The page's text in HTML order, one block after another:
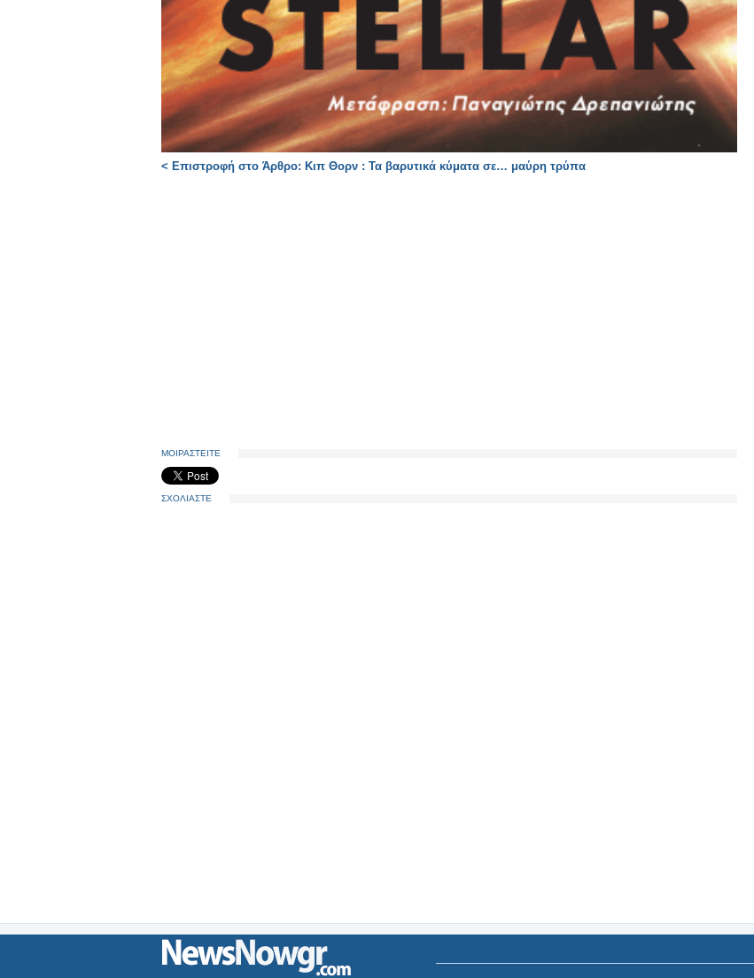
< Επιστροφή στο Άρθρο: Κιπ Θορν : Τα βαρυτικά κύματα σε… μαύρη τρύπα
ΜΟΙΡΑΣΤΕΙΤΕ
ΣΧΟΛΙΑΣΤΕ